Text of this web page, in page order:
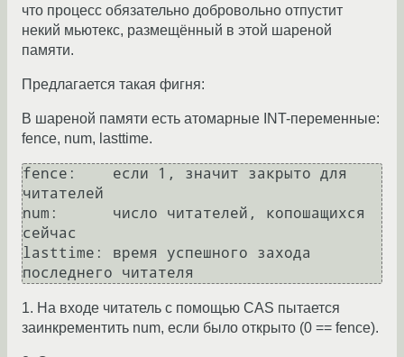
что процесс обязательно добровольно отпустит
некий мьютекс, размещённый в этой шареной
памяти.
Предлагается такая фигня:
В шареной памяти есть атомарные INT-переменные:
fence, num, lasttime.
fence:    если 1, значит закрыто для
читателей
num:      число читателей, копошащихся
сейчас
lasttime: время успешного захода
1. На входе читатель с помощью CAS пытается
заинкрементить num, если было открыто (0 == fence).